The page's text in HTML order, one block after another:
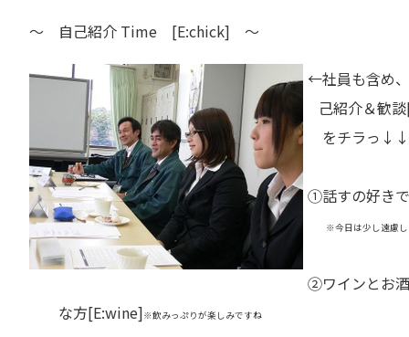
～ 自己紹介 Time [E:chick] ～
←社員も含め
己紹介＆歓
をチラっ
①話すの好き
※今日は少し遠慮し
②ワインとお
な方[E:wine]※飲みっぷりが楽しみですね